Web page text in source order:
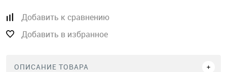
Добавить к сравнению
Добавить в избранное
ОПИСАНИЕ ТОВАРА